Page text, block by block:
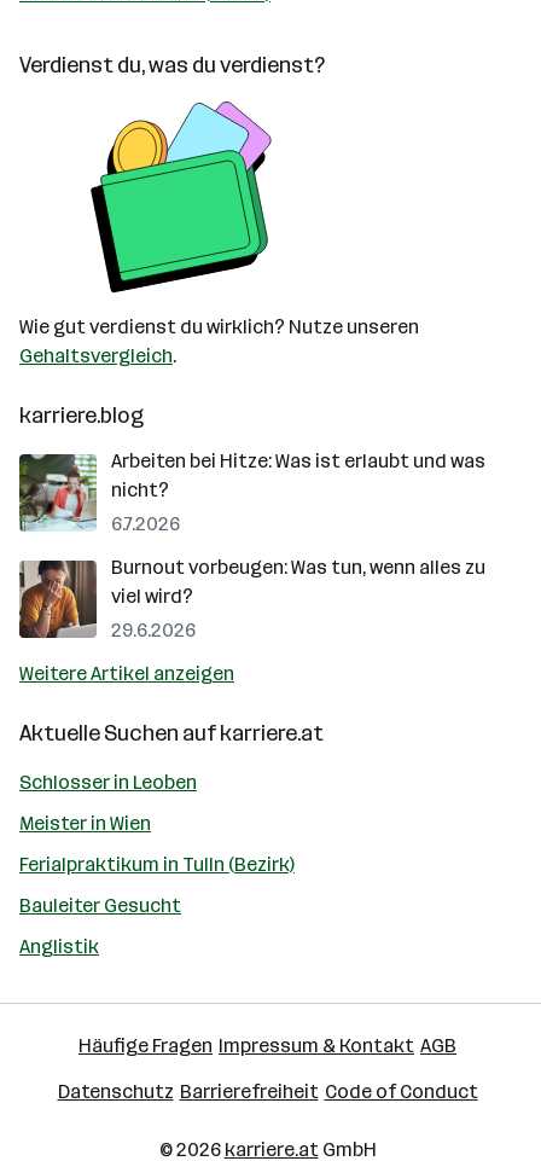
Verdienst du, was du verdienst?
Wie gut verdienst du wirklich? Nutze unseren
Gehaltsvergleich.
karriere.blog
Arbeiten bei Hitze: Was ist erlaubt und was
nicht?
6.7.2026
Burnout vorbeugen: Was tun, wenn alles zu
viel wird?
29.6.2026
Weitere Artikel anzeigen
Aktuelle Suchen aufkarriere.at
Schlosser in Leoben
Meister in Wien
Ferialpraktikum in Tulln (Bezirk)
Bauleiter Gesucht
Anglistik
Häufige Fragen Impressum & Kontakt AGB
Datenschutz Barrierefreiheit Code of Conduct
© 2026 karriere.atGmbH